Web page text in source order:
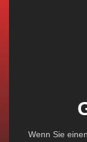
Wenn Sie